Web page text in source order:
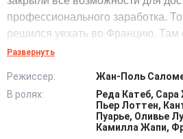
профессионального заработка.
решился уехать во Францию.
решил изменить судьбу. Долгое
полной мере. Тогда Ян решил
фальшивые купюры. У него это
искусно, что представители
поимку преступника огромное
Развернуть
Режиссер:
Жан-Поль
В ролях:
Реда Катеб,
Пьер Лоттен,
Пуарье, Оливье
Камилла Жапи,